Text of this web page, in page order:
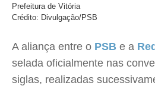
Prefeitura de Vitória
Crédito: Divulgação/PSB
A aliança entre o PSB e a
selada oficialmente nas
siglas, realizadas